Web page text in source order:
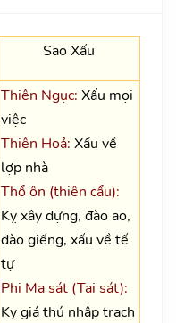
Sao Xấu
Thiên Ngục: Xấu mọi
việc
Thiên Hoả: Xấu về
lợp nhà
Thổ ôn (thiên cẩu):
Kỵ xây dựng, đào ao,
đào giếng, xấu về tế
tự
Phi Ma sát (Tai sát):
Kỵ giá thú nhập trạch